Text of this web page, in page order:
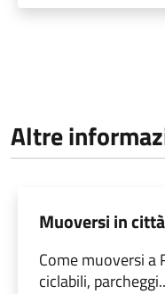
Altre
Muoversi in città
Come muoversi a
ciclabili,